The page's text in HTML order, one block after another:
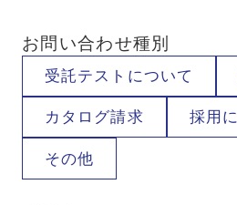
お問い合わせ種別
受託テストについて
カタログ請求 採用
その他